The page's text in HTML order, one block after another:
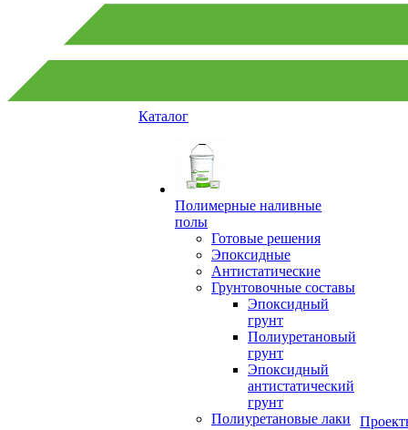
Каталог
Полимерные наливные
полы
Готовые решения
Эпоксидные
Антистатические
Грунтовочные составы
Эпоксидный
грунт
Полиуретановый
грунт
Эпоксидный
антистатический
грунт
Полиуретановые лаки